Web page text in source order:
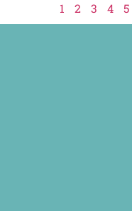
1 2 3 4 5